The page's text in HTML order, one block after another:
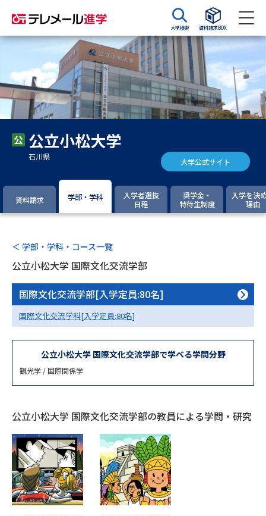
大学検索 資料請求BOX
資料請求 資料検索
大学・短大の資料種類から請求
大学パンフ
大学入学共通テスト利用選抜の
過去問題集
専門学校の資料請求 大学院の資料請求
留学・進学関連、塾・予備校
大学入学共通テスト「受験案
内」の請求
大学入学共通テスト「受験上の
配慮案内」の請求
幼稚園教員資格認定試験
大学研究
大学で学べる内容や特徴を調べる
公立小松大学
石川県 大学公式サイト
資料請求 学部・学科
入学者選抜
日程
奨学金・
特待生制度
入学を決
理由
＜ 学部・学科・コース一覧
公立小松大学 国際文化交流学部
国際文化交流学部[入学定員:80名]
国際文化交流学科[入学定員:80名]
公立小松大学 国際文化交流学部で学べる学問分野
観光学 / 国際関係学
公立小松大学 国際文化交流学部の教員による学問・研究